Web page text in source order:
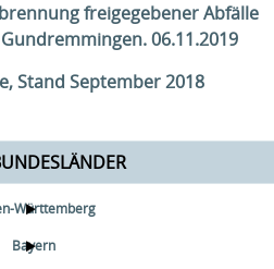
freigegebener Abfälle
06.11.2019
Stand September 2018
Württemberg
Bayern